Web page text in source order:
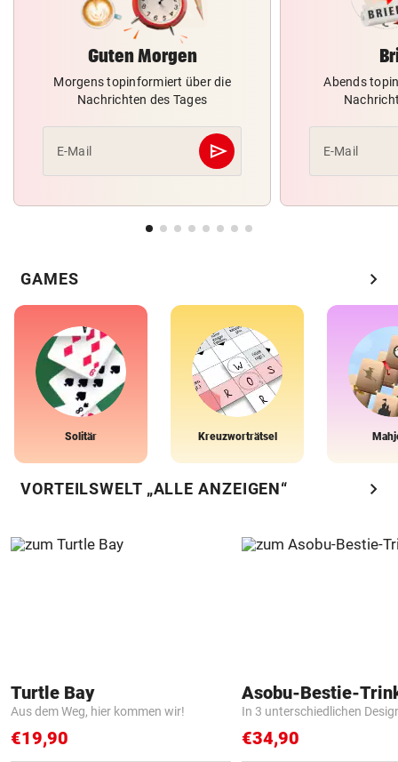
Guten Morgen
Morgens topinformiert über die
Nachrichten des Tages
E-Mail send
Abschicken
Abends
E-Mail
GAMES chevron_right
Solitär Kreuzworträtsel
VORTEILSWELT „ALLE ANZEIGEN“ chevron_right
Turtle Bay
Aus dem Weg, hier kommen wir!
€19,90
Asobu-Bestie-
In 3 unterschiedlichen
€34,90